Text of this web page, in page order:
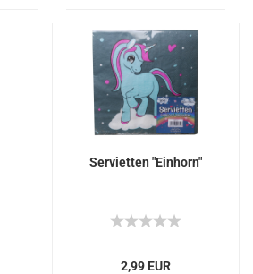
Servietten "Einhorn"
2,99 EUR